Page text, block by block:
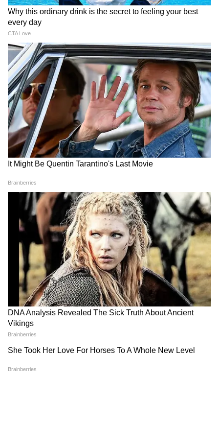
यह भी पढ़ें:
से खुल रहा Lucknow Kanpur Expressway
चीन की चाल पर भारत की तगड़ी
सर्जिकल स्ट्राइक! सर्वे ऑफ इंडिया ने
नक्शे पर उकेरा अरुणाचल का सच!
Petrol Diesel Price: कच्चे तेल
के भाव में हलचल, फिर भी पेट्रोल-
डीजल के दाम क्यों नहीं बदले? जानें
वजह
Two Remote Jobs: एक साथ
दो कंपनियों में नौकरी, CEO का मेल
आया और उड़ गए होश, पता चला
दोनों कंपनियां एक हो रही हैं!
क्या है मक्का रक्षा पैक्ट? सऊदी-
तुर्की-पाकिस्तान तीनों पर भड़का
ईरान, दे डाली ये बड़ी चेतावनी
LATEST VIDEOS
Rahul Gandhi ने E20 पर बनाया वीडियो
लेकिन कर दिया बड़ा भारी ब्लंडर!
Jalandhar में भयानक एक्सीडेंटः चकनाचूर हो
गई कार-3 लोगों की ऑन द स्पॉट मौत, SHO ने
क्या बताया...